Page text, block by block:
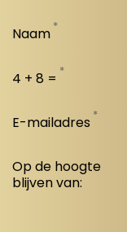
Naam *
4 + 8 = *
E-mailadres *
Op de hoogte
blijven van: